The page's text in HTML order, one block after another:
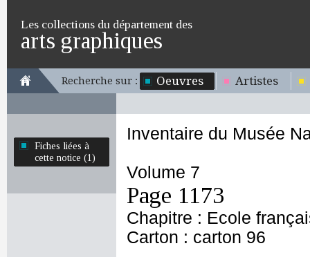
Les collections du département des
arts graphiques
Recherche sur : Oeuvres Artistes
Fiches liées à
cette notice (1)
Inventaire du Musée
Volume 7
Page 1173
Chapitre : Ecole
Carton : carton 96